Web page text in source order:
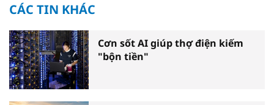
CÁC TIN KHÁC
Cơn sốt AI giúp thợ điện kiếm
"bộn tiền"